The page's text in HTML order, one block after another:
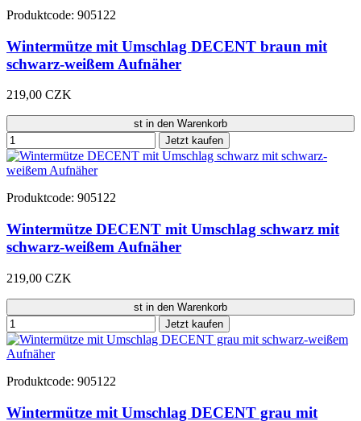
Produktcode: 905122
Wintermütze mit Umschlag DECENT braun mit
schwarz-weißem Aufnäher
219,00 CZK
st in den Warenkorb
Jetzt kaufen
Produktcode: 905122
Wintermütze DECENT mit Umschlag schwarz mit
schwarz-weißem Aufnäher
219,00 CZK
st in den Warenkorb
Jetzt kaufen
Produktcode: 905122
Wintermütze mit Umschlag DECENT grau mit